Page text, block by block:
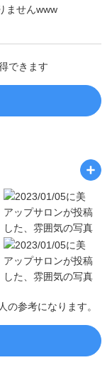
ませんwww
できます
の参考になります。